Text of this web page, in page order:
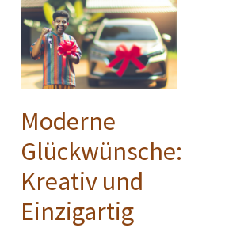
Moderne
Glückwünsche:
Kreativ und
Einzigartig